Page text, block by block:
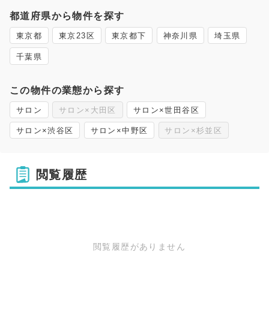
都道府県から物件を探す
東京都 東京23区 東京都下 神奈川県 埼玉県
千葉県
この物件の業態から探す
サロン サロン×大田区 サロン×世田谷区
サロン×渋谷区 サロン×中野区 サロン×杉並区
閲覧履歴
閲覧履歴がありません